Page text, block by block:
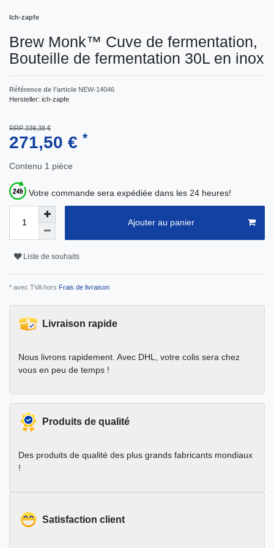
Ich-zapfe
Brew Monk™ Cuve de fermentation,
Bouteille de fermentation 30L en inox
Référence de l’article NEW-14046
Hersteller: ich-zapfe
RRP 339,38 €
271,50 € *
Contenu 1 pièce
Votre commande sera expédiée dans les 24 heures!
Ajouter au panier
Liste de souhaits
* avec TVA hors Frais de livraison
Livraison rapide
Nous livrons rapidement. Avec DHL, votre colis sera chez
vous en peu de temps !
Produits de qualité
Des produits de qualité des plus grands fabricants mondiaux
!
Satisfaction client